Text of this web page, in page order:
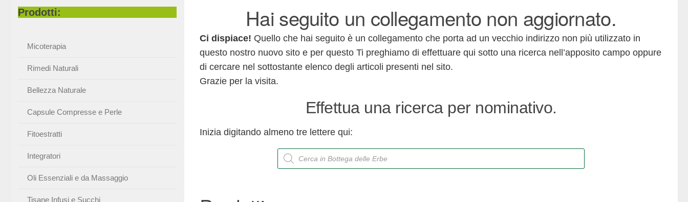
Hai seguito un collegamento non aggiornato.
Ci dispiace! Quello che hai seguito è un collegamento che porta ad un vecchio indirizzo non più utilizzato in
questo nostro nuovo sito e per questo Ti preghiamo di effettuare qui sotto una ricerca nell’apposito campo oppure
di cercare nel sottostante elenco degli articoli presenti nel sito.
Grazie per la visita.
Effettua una ricerca per nominativo.
Inizia digitando almeno tre lettere qui:
P
o
Prodotti:
Micoterapia
Rimedi Naturali
Bellezza Naturale
Capsule Compresse e Perle
Fitoestratti
Integratori
Oli Essenziali e da Massaggio